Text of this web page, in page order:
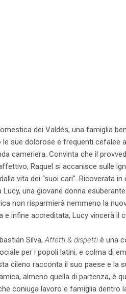
dei Valdés, una famiglia
sue dolorose e frequenti cefalee
cameriera. Convinta che il
Raquel si accanisce sulle
vita dei “suoi cari”. Ricoverata
una giovane donna
non risparmierà nemmeno la
infine accreditata, Lucy vincerà il
Silva,Affetti & dispetti è una
per i popoli latini, e colma di
cileno racconta il suo paese e la
almeno quella di partenza, è
coniuga lavoro e famiglia dentro